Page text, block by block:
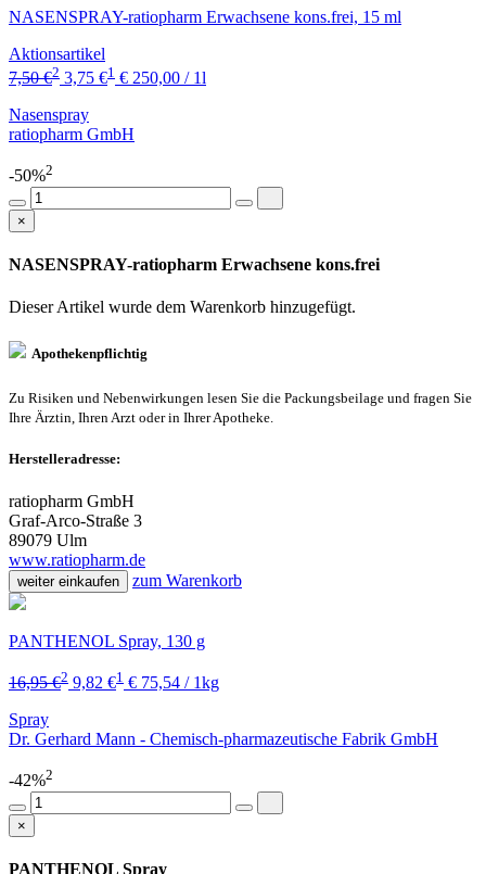
NASENSPRAY-ratiopharm Erwachsene kons.frei, 15 ml
Aktionsartikel
7,50 €2 3,75 €1 € 250,00 / 1l
Nasenspray
ratiopharm GmbH
-50%2
×
NASENSPRAY-ratiopharm Erwachsene kons.frei
Dieser Artikel wurde dem Warenkorb hinzugefügt.
Apothekenpflichtig
Zu Risiken und Nebenwirkungen lesen Sie die Packungsbeilage und fragen Sie
Ihre Ärztin, Ihren Arzt oder in Ihrer Apotheke.
Herstelleradresse:
ratiopharm GmbH
Graf-Arco-Straße 3
89079 Ulm
www.ratiopharm.de
weiter einkaufen zum Warenkorb
PANTHENOL Spray, 130 g
16,95 €2 9,82 €1 € 75,54 / 1kg
Spray
Dr. Gerhard Mann - Chemisch-pharmazeutische Fabrik GmbH
-42%2
×
PANTHENOL Spray